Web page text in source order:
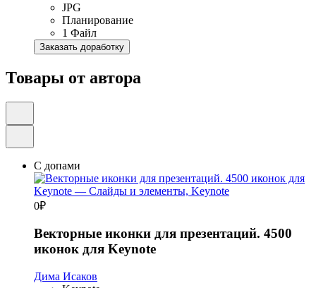
JPG
Планирование
1 Файл
Заказать доработку
Товары от автора
С допами
0₽
Векторные иконки для презентаций. 4500
иконок для Keynote
Дима Исаков